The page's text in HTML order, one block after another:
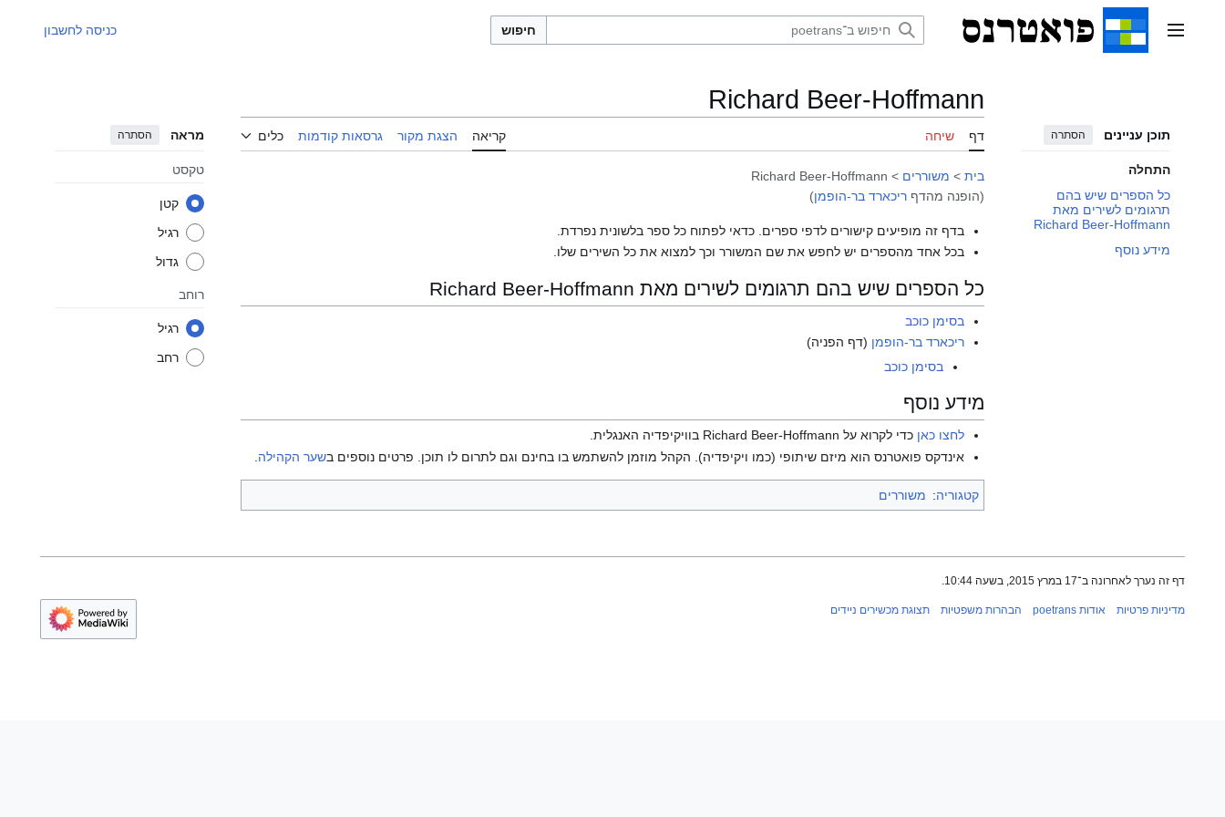
תפריט ראשי חיפוש כניסה לחשבון
תוכן עניינים הסתרה
התחלה
כל הספרים שיש בהם
תרגומים לשירים מאת
Richard Beer-Hoffmann
מידע נוסף
Richard Beer-Hoffmann
דף שיחה קריאה הצגת מקור גרסאות קודמות כלים מראה הסתרה
טקסט
קטן
רגיל
גדול
רוחב
רגיל
רחב
בית > משוררים >
Richard Beer-Hoffmann
(הופנה מהדף ריכארד בר-הופמן)
בדף זה מופיעים קישורים לדפי ספרים. כדאי לפתוח כל ספר בלשונית נפרדת.
בכל אחד מהספרים יש לחפש את שם המשורר וכך למצוא את כל השירים שלו.
כל הספרים שיש בהם תרגומים לשירים מאת Richard Beer-Hoffmann
בסימן כוכב
ריכארד בר-הופמן (דף הפניה)
בסימן כוכב
מידע נוסף
לחצו כאן כדי לקרוא על Richard Beer-Hoffmann בוויקיפדיה האנגלית.
אינדקס פואטרנס הוא מיזם שיתופי (כמו ויקיפדיה). הקהל מוזמן להשתמש בו בחינם וגם לתרום לו תוכן. פרטים נוספים בשער הקהילה
קטגוריה: משוררים
דף זה נערך לאחרונה ב־17 במרץ 2015, בשעה 10:44.
מדיניות פרטיות אודות poetrans הבהרות משפטיות תצוגת מכשירים ניידים